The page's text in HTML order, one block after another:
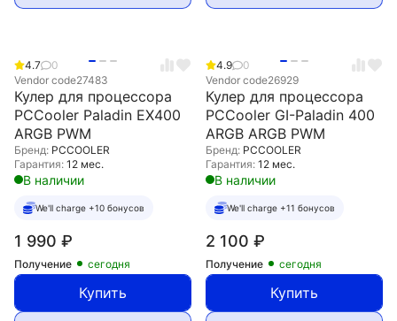
4.7
0
Vendor code27483
Кулер для процессора
PCCooler Paladin EX400
ARGB PWM
Бренд: PCCOOLER
Гарантия: 12 мес.
В наличии
We'll charge +10 бонусов
1 990 ₽
Получение сегодня
Купить
4.9
0
Vendor code26929
Кулер для процессора
PCCooler GI-Paladin 400
ARGB ARGB PWM
Бренд: PCCOOLER
Гарантия: 12 мес.
В наличии
We'll charge +11 бонусов
2 100 ₽
Получение сегодня
Купить